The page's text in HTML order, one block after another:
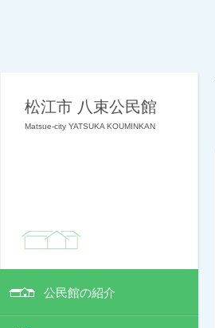
松江市 八束公民館
Matsue-city YATSUKA KOUMINKAN
公民館の紹介